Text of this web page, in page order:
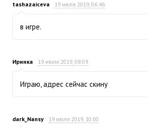
tashazaiceva 19 июля 2019, 06:46
в игре.
Иринка 19 июля 2019, 08:09
Играю, адрес сейчас скину
dark_Nansy 19 июля 2019, 10:00